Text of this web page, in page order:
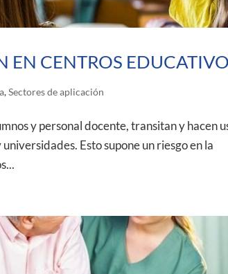
CENTROS
,Sectores de aplicación
y personal docente, transitan y hacen
Esto supone un riesgo en la